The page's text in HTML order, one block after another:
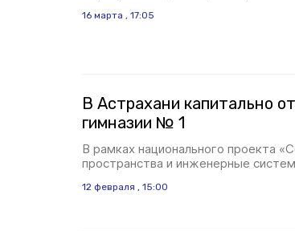
16 марта , 17:05
В Астрахани капитально
гимназии № 1
В рамках национального проекта
пространства и инженерные
12 февраля , 15:00